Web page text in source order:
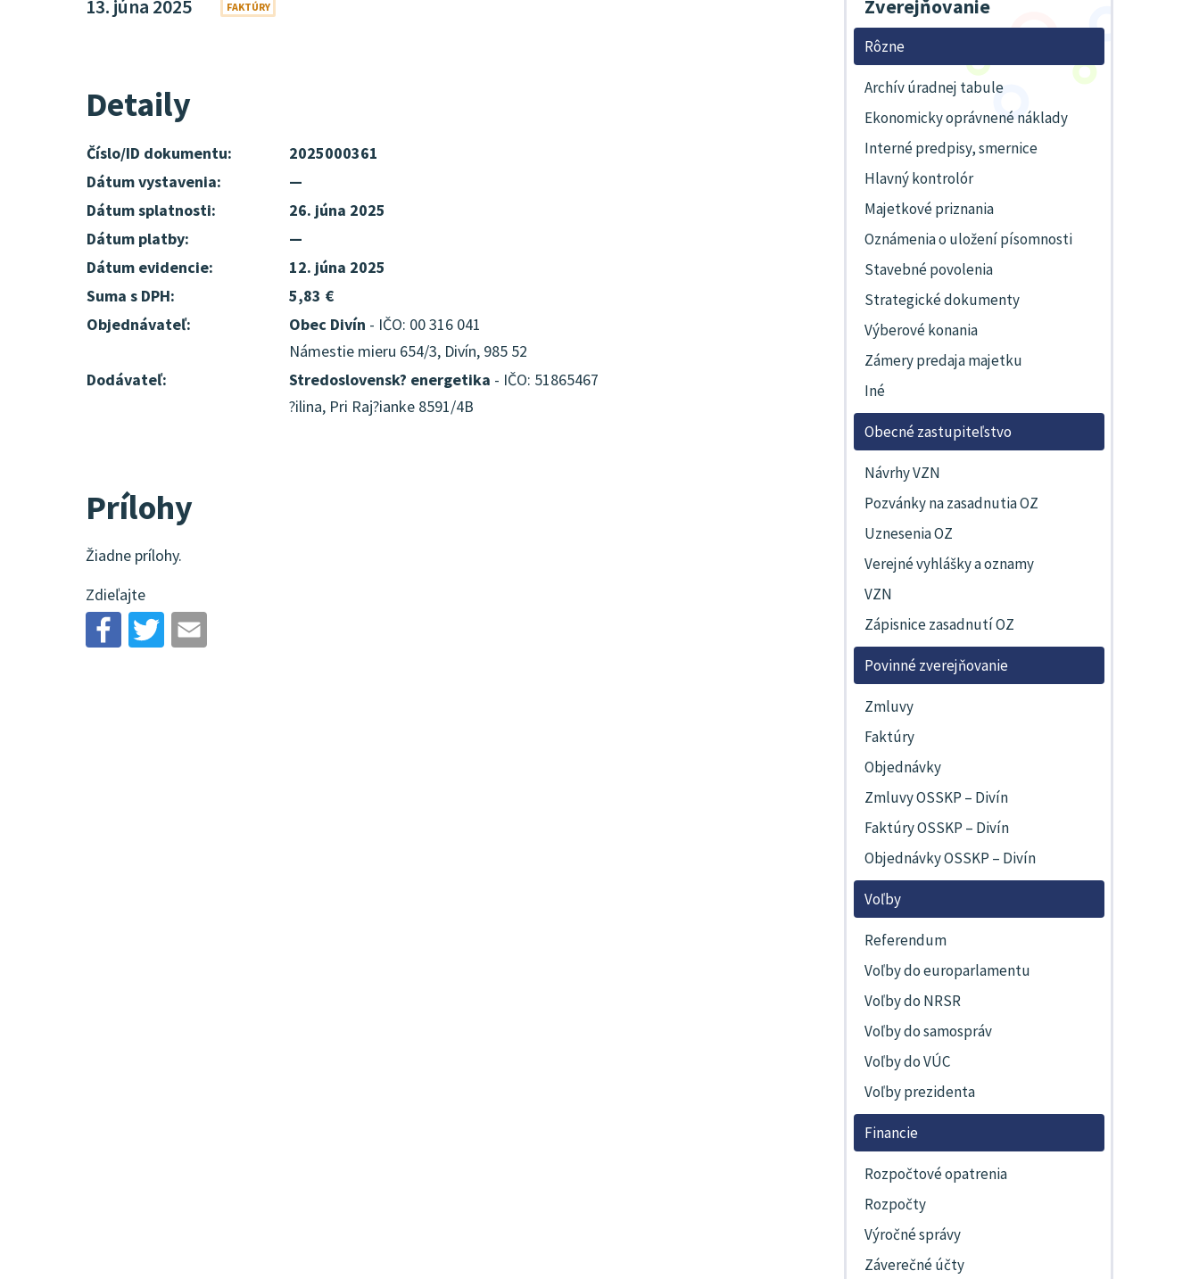
13. júna 2025 FAKTÚRY
Detaily
Číslo/ID dokumentu:
2025000361
Dátum vystavenia:
—
Dátum splatnosti:
26. júna 2025
Dátum platby:
—
Dátum evidencie:
12. júna 2025
Suma s DPH:
5,83 €
Objednávateľ:
Obec Divín - IČO: 00 316 041
Námestie mieru 654/3, Divín, 985 52
Dodávateľ:
Stredoslovensk? energetika - IČO: 51865467
?ilina, Pri Raj?ianke 8591/4B
Prílohy
Žiadne prílohy.
Zdieľajte
Zverejňovanie
Rôzne
Archív úradnej tabule
Ekonomicky oprávnené náklady
Interné predpisy, smernice
Hlavný kontrolór
Majetkové priznania
Oznámenia o uložení písomnosti
Stavebné povolenia
Strategické dokumenty
Výberové konania
Zámery predaja majetku
Iné
Obecné zastupiteľstvo
Návrhy VZN
Pozvánky na zasadnutia OZ
Uznesenia OZ
Verejné vyhlášky a oznamy
VZN
Zápisnice zasadnutí OZ
Povinné zverejňovanie
Zmluvy
Faktúry
Objednávky
Zmluvy OSSKP – Divín
Faktúry OSSKP – Divín
Objednávky OSSKP – Divín
Voľby
Referendum
Voľby do europarlamentu
Voľby do NRSR
Voľby do samospráv
Voľby do VÚC
Voľby prezidenta
Financie
Rozpočtové opatrenia
Rozpočty
Výročné správy
Záverečné účty